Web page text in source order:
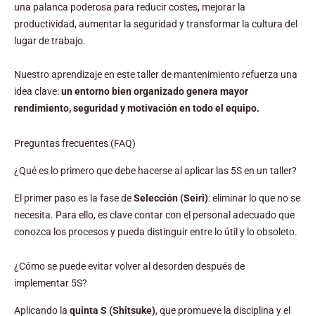
una palanca poderosa para reducir costes, mejorar la
productividad, aumentar la seguridad y transformar la cultura del
lugar de trabajo.
Nuestro aprendizaje en este taller de mantenimiento refuerza una
idea clave:un entorno bien organizado genera mayor
rendimiento, seguridad y motivación en todo el equipo.
Preguntas frecuentes (FAQ)
¿Qué es lo primero que debe hacerse al aplicar las 5S en un taller?
El primer paso es la fase deSelección (Seiri): eliminar lo que no se
necesita. Para ello, es clave contar con el personal adecuado que
conozca los procesos y pueda distinguir entre lo útil y lo obsoleto.
¿Cómo se puede evitar volver al desorden después de
implementar 5S?
Aplicando la quinta S (Shitsuke), que promueve la disciplina y el